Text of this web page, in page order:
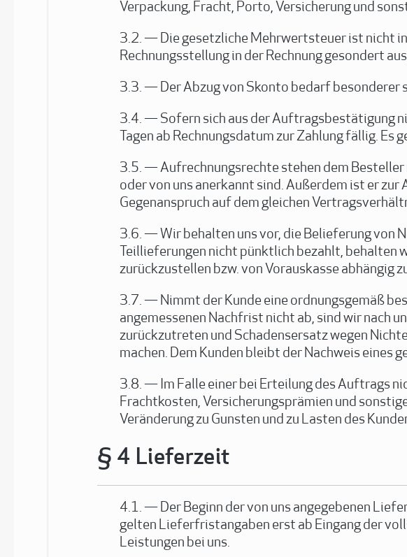
Verpackung, Fracht, Porto, Versicherung und
Die gesetzliche Mehrwertsteuer ist nicht
Rechnungsstellung in der Rechnung gesondert
Der Abzug von Skonto bedarf besonderer
Sofern sich aus der Auftragsbestätigung
Tagen ab Rechnungsdatum zur Zahlung fällig.
Aufrechnungsrechte stehen dem
oder von uns anerkannt sind. Außerdem ist er
Gegenanspruch auf dem gleichen
Wir behalten uns vor, die Belieferung von
Teillieferungen nicht pünktlich bezahlt, behalten
zurückzustellen bzw. von Vorauskasse abhängig
Nimmt der Kunde eine ordnungsgemäß
angemessenen Nachfrist nicht ab, sind wir nach
zurückzutreten und Schadensersatz wegen
machen. Dem Kunden bleibt der Nachweis eines
Im Falle einer bei Erteilung des Auftrags
Frachtkosten, Versicherungsprämien und
Veränderung zu Gunsten und zu Lasten des
Lieferzeit
Der Beginn der von uns angegebenen
gelten Lieferfristangaben erst ab Eingang der
Leistungen bei uns.